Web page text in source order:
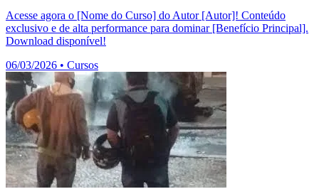
Acesse agora o [Nome do Curso] do Autor [Autor]! Conteúdo
exclusivo e de alta performance para dominar [Benefício Principal].
Download disponível!
06/03/2026 • Cursos